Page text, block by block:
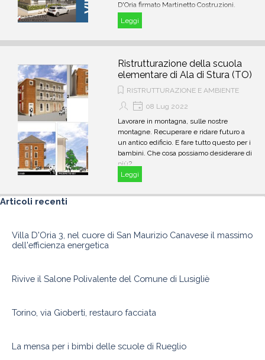
D'Oria firmato Martinetto Costruzioni.
Leggi
Ristrutturazione della scuola
elementare di Ala di Stura (TO)
RISTRUTTURAZIONE E AMBIENTE
08 Lug 2022
Lavorare in montagna, sulle nostre
montagne. Recuperare e ridare futuro a
un antico edificio. E fare tutto questo per i
bambini. Che cosa possiamo desiderare di
più?
Leggi
Salta blocco Articoli recenti
Articoli recenti
Villa D'Oria 3, nel cuore di San Maurizio Canavese il massimo
dell'efficienza energetica
Rivive il Salone Polivalente del Comune di Lusigliè
Torino, via Gioberti, restauro facciata
La mensa per i bimbi delle scuole di Rueglio